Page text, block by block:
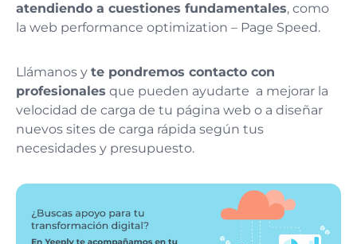
atendiendo a cuestiones fundamentales, como
la web performance optimization – Page Speed.
Llámanos y te pondremos contacto con
profesionales que pueden ayudarte a mejorar la
velocidad de carga de tu página web o a diseñar
nuevos sites de carga rápida según tus
necesidades y presupuesto.